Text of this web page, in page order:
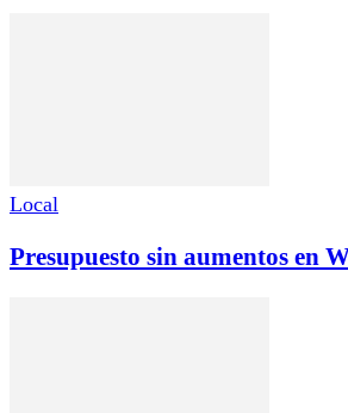
Local
Presupuesto sin aumentos en